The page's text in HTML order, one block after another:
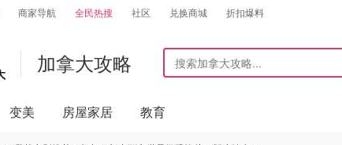
商家导航 全民热搜 社区 兑换商城 折扣爆料
加拿大攻略
变美 房屋家居 教育